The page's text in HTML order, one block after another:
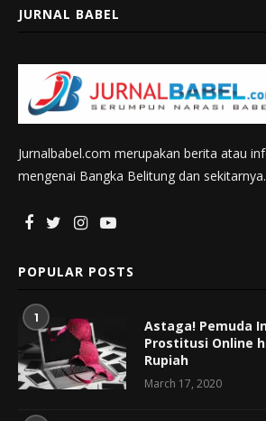
JURNAL BABEL
Jurnalbabel.com merupakan berita atau
mengenai Bangka Belitung dan sekitarnya.
POPULAR POSTS
1
Astaga! Pemuda
Prostitusi Online
Rupiah
March 17, 2020